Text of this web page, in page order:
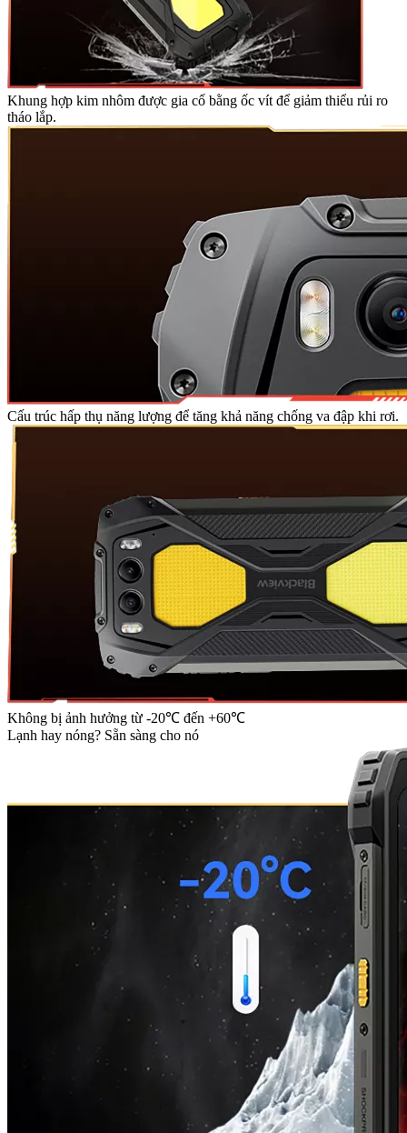
Khung hợp kim nhôm được gia cố bằng ốc vít để giảm thiểu rủi ro
tháo lắp.
Cấu trúc hấp thụ năng lượng để tăng khả năng chống va đập khi rơi.
Không bị ảnh hưởng từ -20℃ đến +60℃
Lạnh hay nóng? Sẵn sàng cho nó